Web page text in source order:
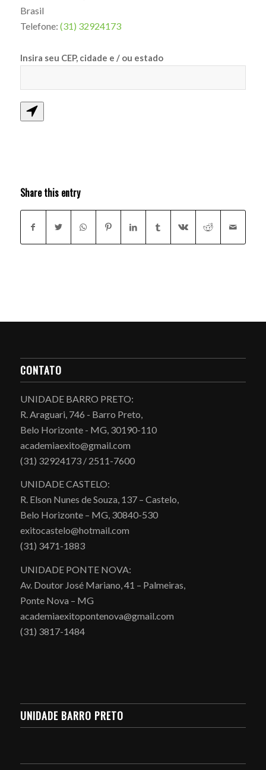
Brasil
Telefone: (31) 32924173
Insira seu CEP, cidade e / ou estado
Share this entry
CONTATO
UNIDADE BARRO PRETO:
R. Araguari, 746 - Barro Preto,
Belo Horizonte - MG, 30190-110
academiaexito@gmail.com
(31) 32924173 / 2511-7600
UNIDADE CASTELO:
R. Elson Nunes de Souza, 137 – Castelo,
Belo Horizonte – MG, 30840-530
exitocastelo@hotmail.com
(31) 3471-1883
UNIDADE PONTE NOVA:
Av. Doutor José Mariano, 41 – Palmeiras,
Ponte Nova – MG
academiaexitopontenova@gmail.com
(31) 3817-1484
UNIDADE BARRO PRETO